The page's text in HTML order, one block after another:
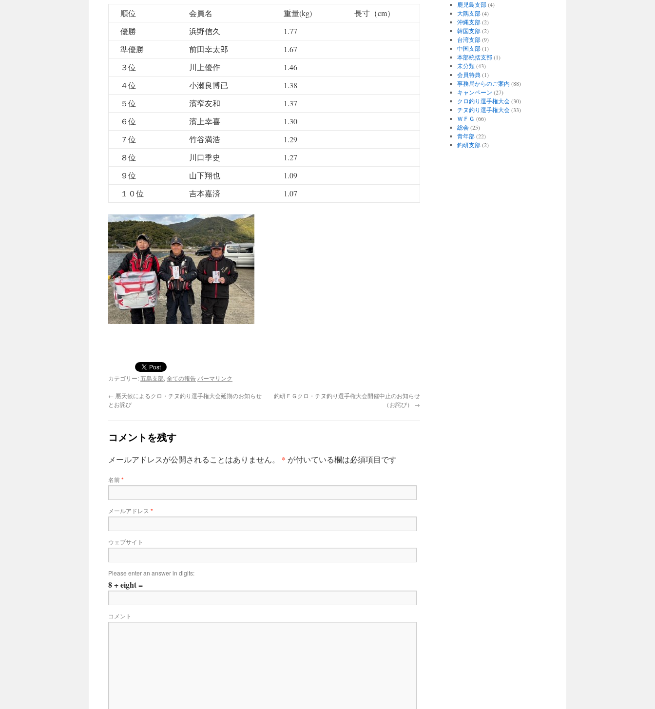
順位 会員名 重量(kg)
長寸（cm）
優勝
浜野信久
1.77
準優勝
前田幸太郎
1.67
３位
川上優作
1.46
４位
小瀬良博已
1.38
５位
濱窄友和
1.37
６位
濱上幸喜
1.30
７位
竹谷満浩
1.29
８位
川口季史
1.27
９位
山下翔也
1.09
１０位
吉本嘉済 1.07
カテゴリー:五島支部, 全ての報告 パーマリンク
← 悪天候によるクロ・チヌ釣り選手権大会延期のお知らせ
とお詫び
釣研ＦＧクロ・チヌ釣り選手権大会開催中止のお知らせ
（お詫び） →
コメントを残す
メールアドレスが公開されることはありません。 * が付いている欄は必須項目です
名前*
メールアドレス *
ウェブサイト
Please enter an answer in digits:
8 + eight =
コメント
鹿児島支部(4)
大隅支部(4)
沖縄支部(2)
韓国支部(2)
台湾支部(9)
中国支部(1)
本部統括支部(1)
未分類(43)
会員特典(1)
事務局からのご案内 (88)
キャンペーン (27)
クロ釣り選手権大会(30)
チヌ釣り選手権大会(33)
ＷＦＧ (66)
総会(25)
青年部(22)
釣研支部(2)